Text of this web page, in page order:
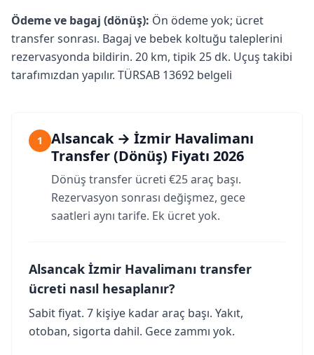
Ödeme ve bagaj (dönüş): Ön ödeme yok; ücret
transfer sonrası. Bagaj ve bebek koltuğu taleplerini
rezervasyonda bildirin. 20 km, tipik 25 dk. Uçuş takibi
tarafımızdan yapılır. TÜRSAB 13692 belgeli
1
Alsancak → İzmir Havalimanı
Transfer (Dönüş) Fiyatı 2026
Dönüş transfer ücreti €25 araç başı.
Rezervasyon sonrası değişmez, gece
saatleri aynı tarife. Ek ücret yok.
Alsancak İzmir Havalimanı transfer
ücreti nasıl hesaplanır?
Sabit fiyat. 7 kişiye kadar araç başı. Yakıt,
otoban, sigorta dahil. Gece zammı yok.